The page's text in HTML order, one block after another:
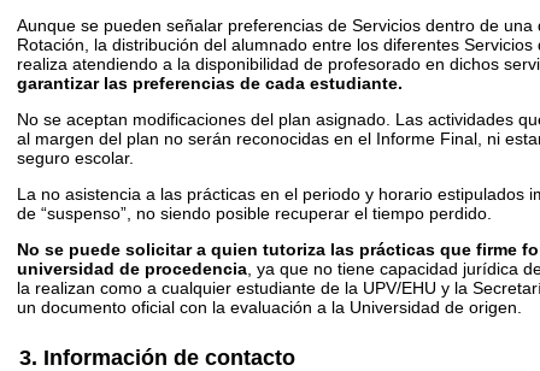
Aunque se pueden señalar preferencias de Servicios dentro de una
Rotación, la distribución del alumnado entre los diferentes
realiza atendiendo a la disponibilidad de profesorado en dichos
garantizar las preferencias de cada estudiante.
No se aceptan modificaciones del plan asignado. Las actividades
al margen del plan no serán reconocidas en el Informe Final, ni
seguro escolar.
La no asistencia a las prácticas en el periodo y horario estipulados
de “suspenso”, no siendo posible recuperar el tiempo perdido.
No se puede solicitar a quien tutoriza las prácticas que firme
universidad de procedencia , ya que no tiene capacidad jurídica
la realizan como a cualquier estudiante de la UPV/EHU y la
un documento oficial con la evaluación a la Universidad de origen.
3. Información de contacto